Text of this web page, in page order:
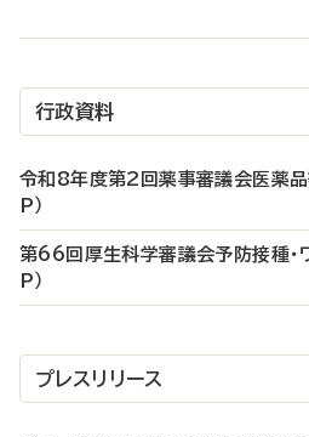
行政資料
令和8年度第2回薬事審議会医薬品
P）
第66回厚生科学審議会予防接種・
P）
プレスリリース